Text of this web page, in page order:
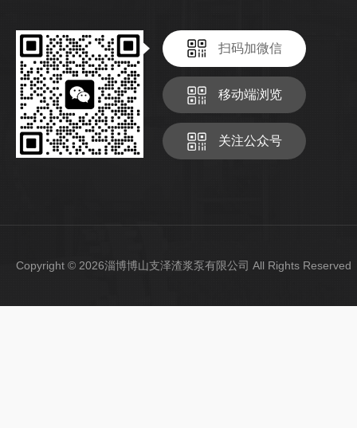
扫码加微信
移动端浏览
关注公众号
Copyright © 2026淄博博山支泽渣浆泵有限公司 All Rights